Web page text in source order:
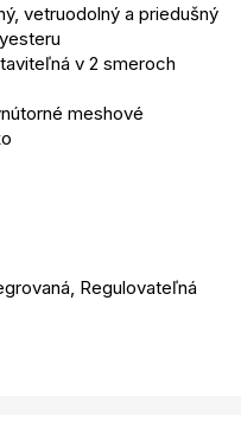
vetruodolný a priedušný
v 2 smeroch
meshové
Regulovateľná